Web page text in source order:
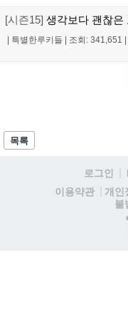
[시즌15] 생각보다 괜찮은
| 특별한루키들 | 조회: 341,651 |
목록
로그인
이용약관
개인
불